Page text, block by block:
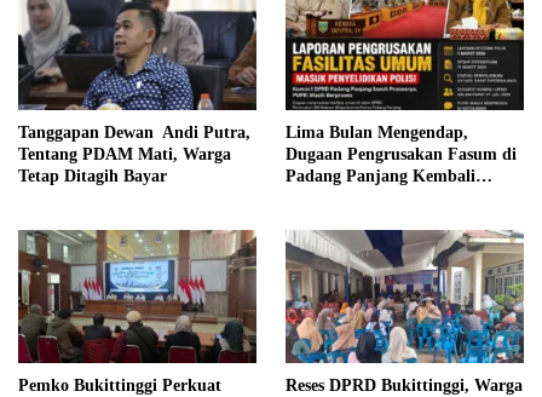
Tanggapan Dewan Andi Putra,
Tentang PDAM Mati, Warga
Tetap Ditagih Bayar
Lima Bulan Mengendap,
Dugaan Pengrusakan Fasum di
Padang Panjang Kembali
Pemko Bukittinggi Perkuat
Reses DPRD Bukittinggi, Warga